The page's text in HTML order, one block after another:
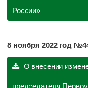
России»
8 ноября 2022 год
О внесении
председателя